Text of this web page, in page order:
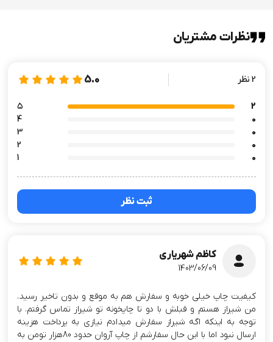
نظرات مشتریان
2 نظر 5.0
2
۵
0
4
0
3
0
2
0
1
ثبت نظر
کاظم شهریاری
1403/06/09
کیفیت چاپ خیلی خوبه و سفارش هم به موقع و بدون تاخیر رسید.
من شیراز هستم و قبلش با دو تا چاپخونه تو شیراز تماس گرفتم. با
توجه به اینکه اگه شیراز سفارش میدادم نیازی به پرداخت هزینه
ارسال نبود اما با این حال سفارشم از چاپ آروان حدود 80هزار تومن به